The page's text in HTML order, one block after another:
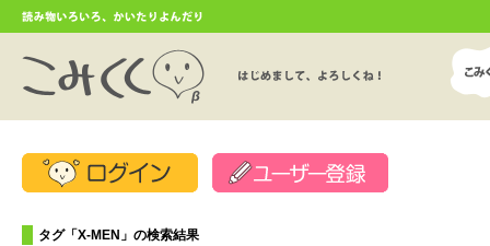
タグ「X-MEN」の検索結果